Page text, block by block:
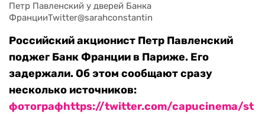
Петр Павленский у дверей Банка
ФранцииTwitter@sarahconstantin
Российский акционист Петр Павленский
поджег Банк Франции в Париже. Его
задержали. Об этом сообщают сразу
несколько источников:
фотографhttps://twitter.com/capucinema/st